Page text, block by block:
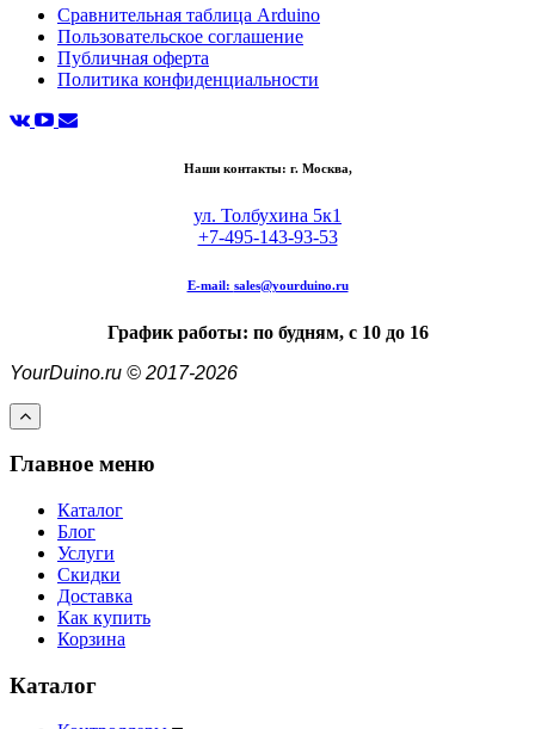
Сравнительная таблица Arduino
Пользовательское соглашение
Публичная оферта
Политика конфиденциальности
Наши контакты: г. Москва,
ул. Толбухина 5к1
+7-495-143-93-53
E-mail: sales@yourduino.ru
График работы: по будням, с 10 до 16
YourDuino.ru © 2017-2026
Главное меню
Каталог
Блог
Услуги
Скидки
Доставка
Как купить
Корзина
Каталог